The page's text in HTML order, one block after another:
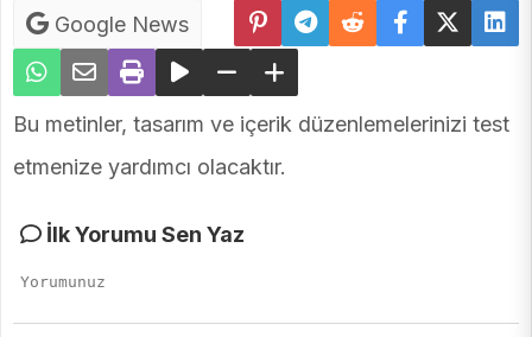
Google News
Bu metinler, tasarım ve içerik düzenlemelerinizi test
etmenize yardımcı olacaktır.
İlk Yorumu Sen Yaz